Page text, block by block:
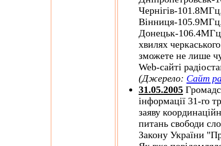
Чернігів-
Вінниця-
Донецьк-
хвилях
зможете не лише
Web-сайті
(Джерело: Сайт
31.05.2005
інформації 31-го
заяву
питань свободи
Закону України